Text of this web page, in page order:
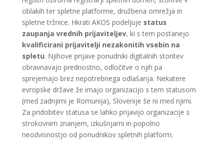
oblakih ter spletne platforme, družbena omrežja in
spletne tržnice. Hkrati AKOS podeljuje status
zaupanja vrednih prijaviteljev, ki s tem postanejo
kvalificirani prijavitelji nezakonitih vsebin na
spletu. Njihove prijave ponudniki digitalnih storitev
obravnavajo prednostno, odločitve o njih pa
sprejemajo brez nepotrebnega odlašanja. Nekatere
evropske države že imajo organizacijo s tem statusom
(med zadnjimi je Romunija), Slovenije še ni med njimi.
Za pridobitev statusa se lahko prijavijo organizacije s
strokovnim znanjem, izkušnjami in popolno
neodvisnostjo od ponudnikov spletnih platform.